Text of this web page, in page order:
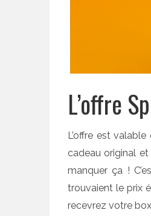
L’offre
L’offre est
cadeau original
manquer ça !
trouvaient le prix
recevrez votre